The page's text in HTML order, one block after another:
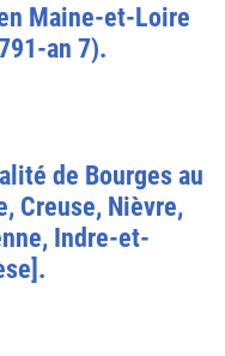
Maine-et-Loire
an 7).
de Bourges au
Creuse, Nièvre,
Indre-et-